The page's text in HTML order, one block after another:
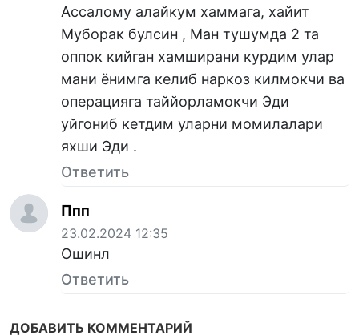
Ассалому алайкум хаммага, хайит
Муборак булсин , Ман тушумда 2 та
оппок кийган хамширани курдим улар
мани ёнимга келиб наркоз килмокчи ва
операцияга таййорламокчи Эди
уйгониб кетдим уларни момилалари
яхши Эди .
Ответить
Ппп
23.02.2024 12:35
Ошинл
Ответить
ДОБАВИТЬ КОММЕНТАРИЙ